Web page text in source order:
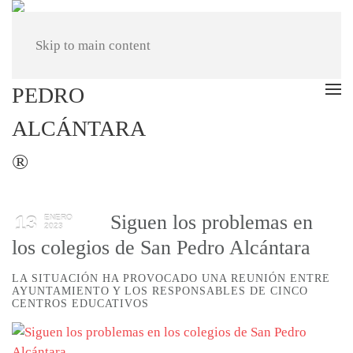
Skip to main content
13
ENERO
2023
Siguen los problemas en
los colegios de San Pedro Alcántara
LA SITUACIÓN HA PROVOCADO UNA REUNIÓN ENTRE
AYUNTAMIENTO Y LOS RESPONSABLES DE CINCO
CENTROS EDUCATIVOS